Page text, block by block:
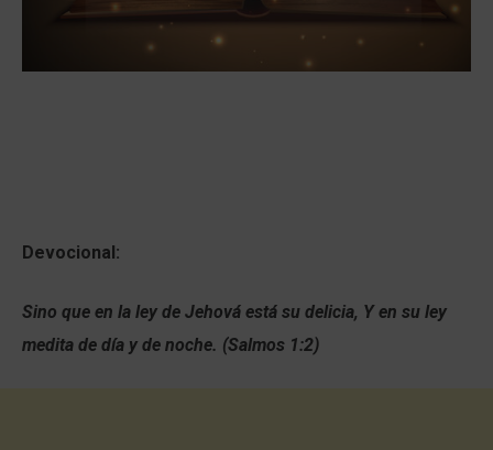
Devocional:
Sino que en la ley de Jehová está su delicia, Y en su ley
medita de día y de noche. (Salmos 1:2)